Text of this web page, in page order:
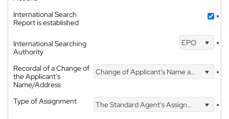
International Search
Report is established
*
International Searching
Authority
EPO *
Recordal of a Change of
the Applicant's
Name/Address
Change of Applicant's Name and Address *
Type of Assignment The Standard Agent's Assignment
*